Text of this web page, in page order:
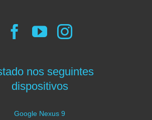
nos seguintes
dispositivos
Google Nexus 9